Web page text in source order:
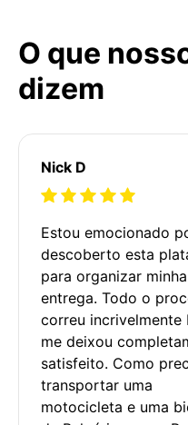
O que
dizem
Nick D
Estou emocionado
descoberto esta
para organizar minha
entrega. Todo o
correu incrivelmente
me deixou
satisfeito. Como
transportar uma
motocicleta e uma